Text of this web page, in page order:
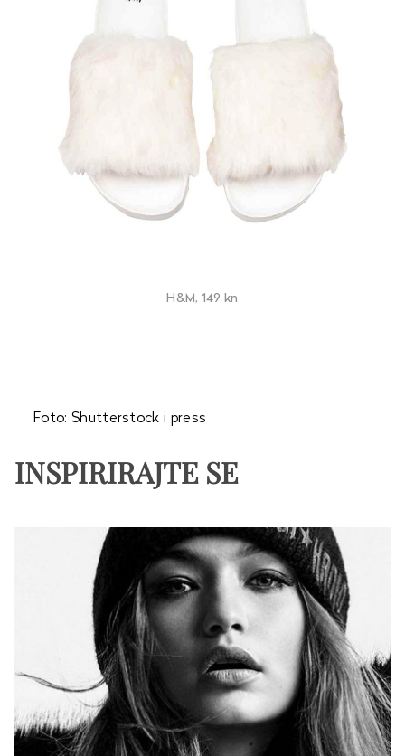
H&M, 149 kn
Foto: Shutterstock i press
INSPIRIRAJTE SE